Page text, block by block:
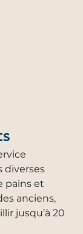
diverses
pains et
anciens,
jusqu’à 20